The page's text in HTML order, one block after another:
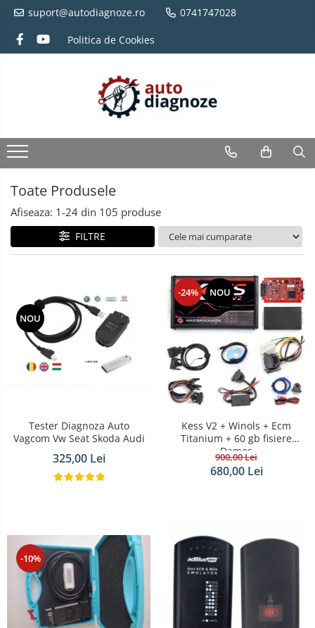
suport@autodiagnoze.ro 0741747028
Politica de Cookies
Toate Produsele
Afiseaza: 1-24 din 105 produse
FILTRE
NOU
Tester Diagnoza Auto
Vagcom Vw Seat Skoda Audi
325,00 Lei
-24% NOU
Kess V2 + Winols + Ecm
Titanium + 60 gb fisiere
Damos
900,00 Lei
680,00 Lei
-10%